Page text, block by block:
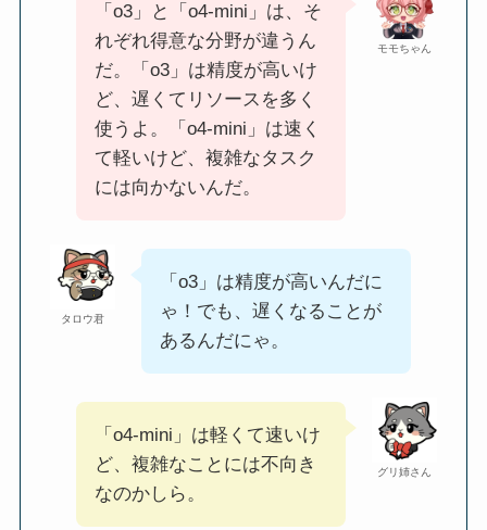
モモちゃん
「o3」と「o4-mini」は、そ
れぞれ得意な分野が違うん
だ。「o3」は精度が高いけ
ど、遅くてリソースを多く
使うよ。「o4-mini」は速く
て軽いけど、複雑なタスク
には向かないんだ。
タロウ君
「o3」は精度が高いんだに
ゃ！でも、遅くなることが
あるんだにゃ。
グリ姉さん
「o4-mini」は軽くて速いけ
ど、複雑なことには不向き
なのかしら。